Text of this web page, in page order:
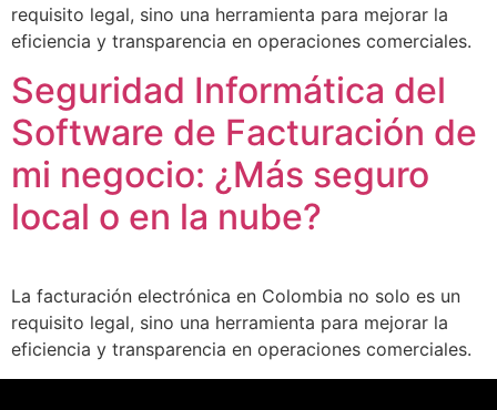
requisito legal, sino una herramienta para mejorar la
eficiencia y transparencia en operaciones comerciales.
Seguridad Informática del
Software de Facturación de
mi negocio: ¿Más seguro
local o en la nube?
La facturación electrónica en Colombia no solo es un
requisito legal, sino una herramienta para mejorar la
eficiencia y transparencia en operaciones comerciales.